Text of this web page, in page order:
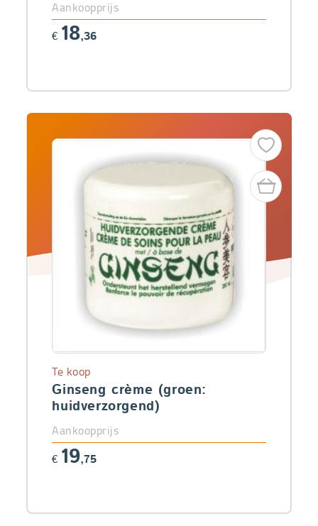
Aankoopprijs
€ 18,36
Ginseng crème (groen:
huidverzorgend)
Te koop
Aankoopprijs
€ 19,75